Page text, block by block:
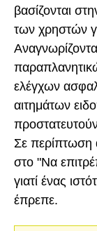
βασίζονται
των χρηστών
ελέγχων
αιτημάτων
Σε περίπτωση
στο "Να
γιατί ένας
έπρεπε.